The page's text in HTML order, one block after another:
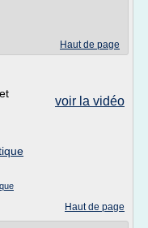
Haut de page
voir la vidéo
Haut de page